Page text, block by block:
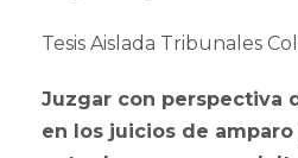
Tesis Aislada Tribunales
Juzgar con perspectiva
en los juicios de